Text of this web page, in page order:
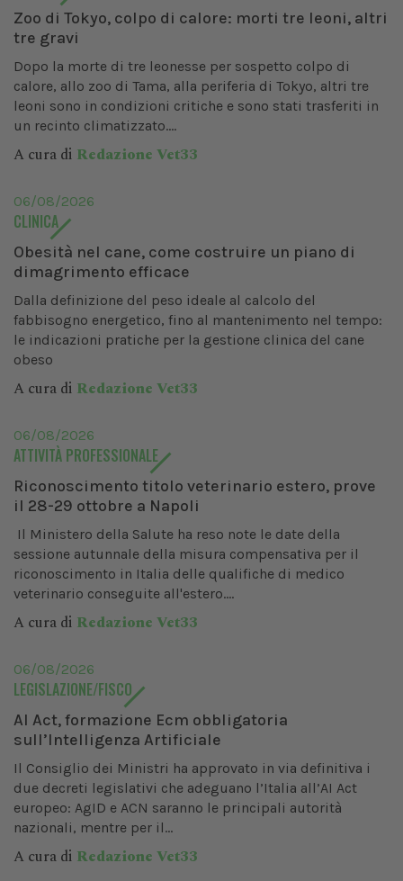
Zoo di Tokyo, colpo di calore: morti tre leoni, altri
tre gravi
Dopo la morte di tre leonesse per sospetto colpo di
calore, allo zoo di Tama, alla periferia di Tokyo, altri tre
leoni sono in condizioni critiche e sono stati trasferiti in
un recinto climatizzato....
A cura di Redazione Vet33
06/08/2026
CLINICA
Obesità nel cane, come costruire un piano di
dimagrimento efficace
Dalla definizione del peso ideale al calcolo del
fabbisogno energetico, fino al mantenimento nel tempo:
le indicazioni pratiche per la gestione clinica del cane
obeso
A cura di Redazione Vet33
06/08/2026
ATTIVITÀ PROFESSIONALE
Riconoscimento titolo veterinario estero, prove
il 28-29 ottobre a Napoli
Il Ministero della Salute ha reso note le date della
sessione autunnale della misura compensativa per il
riconoscimento in Italia delle qualifiche di medico
veterinario conseguite all'estero....
A cura di Redazione Vet33
06/08/2026
LEGISLAZIONE/FISCO
AI Act, formazione Ecm obbligatoria
sull’Intelligenza Artificiale
Il Consiglio dei Ministri ha approvato in via definitiva i
due decreti legislativi che adeguano l’Italia all’AI Act
europeo: AgID e ACN saranno le principali autorità
nazionali, mentre per il...
A cura di Redazione Vet33